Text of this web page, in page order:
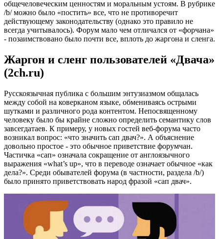
общечеловеческим ценностям и моральным устоям. В рубрике
/b/ можно было «постить» все, что не противоречит
действующему законодательству (однако это правило не
всегда учитывалось). Форум мало чем отличался от «форчана»
- позаимствовано было почти все, вплоть до жаргона и сленга.
Жаргон и сленг пользователей «Двача»
(2ch.ru)
Русскоязычная публика с большим энтузиазмом общалась
между собой на коверканом языке, обмениваясь острыми
шутками и различного рода контентом. Непосвященному
человеку было бы крайне сложно определить семантику слов
завсегдатаев. К примеру, у новых гостей веб-форума часто
возникал вопрос: «что значить сап двач?». А объяснение
довольно простое - это обычное приветствие форумчан.
Частичка «сап» означала сокращение от англоязычного
выражения «what’s up», что в переводе означает обычное «как
дела?». Среди обывателей форума (в частности, раздела /b/)
было принято приветствовать народ фразой «сап двач».